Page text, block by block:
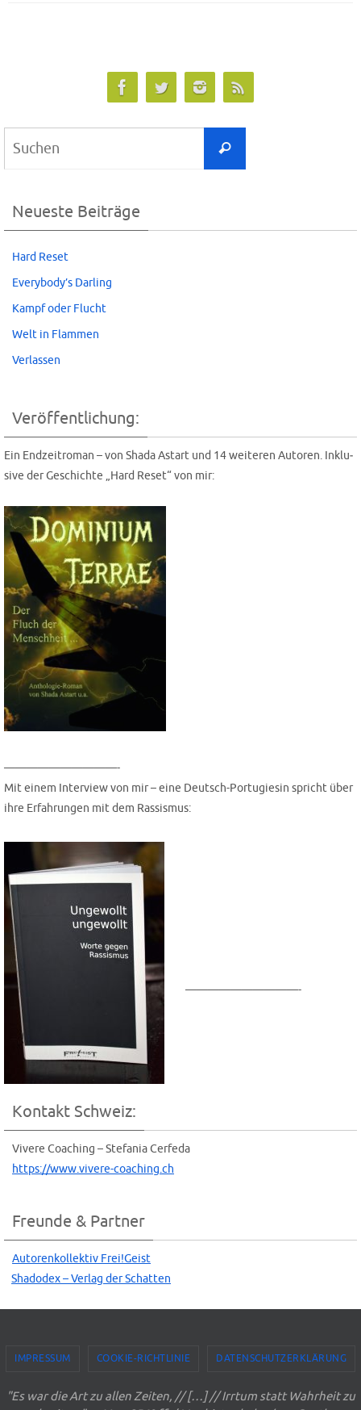
Suchen
Neueste Beiträge
Hard Reset
Everybody’s Darling
Kampf oder Flucht
Welt in Flammen
Verlassen
Veröffentlichung:
Ein End­zeit­ro­man – von Shada Astart und 14 wei­te­ren Autoren. Inklu­
si­ve der Geschich­te „Hard Reset“ von mir:
——————————-
Mit einem Inter­view von mir – eine Deutsch-Por­tu­gie­sin spricht über
ihre Erfah­run­gen mit dem Rassismus:
——————————-
Kontakt Schweiz:
Vive­re Coa­ching – Ste­fa­nia Cerfeda
https://www.vivere-coaching.ch
Freunde & Partner
Autoren­kol­lek­tiv Frei!Geist
Shado­dex – Ver­lag der Schatten
IMPRESSUM COOKIE-RICHTLINIE DATENSCHUTZERKLÄRUNG
"Es war die Art zu allen Zeiten, // […] // Irrtum statt Wahrheit zu